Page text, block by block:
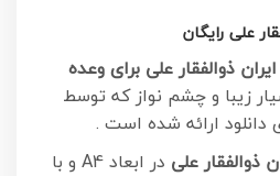
علی رایگان
ذوالفقار علی برای وعده
زیبا و چشم نواز که توسط
دانلود ارائه شده است .
ذوالفقار علی
در ابعاد A4 و با